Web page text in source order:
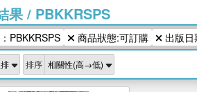
果/ PBKKRSPS
PBKKRSPS 商品狀態:可訂購 出版
排序